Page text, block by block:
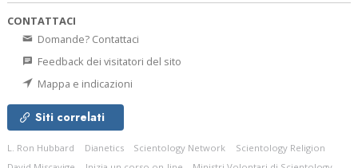
CONTATTACI
Domande? Contattaci
Feedback dei visitatori del sito
Mappa e indicazioni
Siti correlati
L. Ron Hubbard Dianetics Scientology Network
Scientology Religion